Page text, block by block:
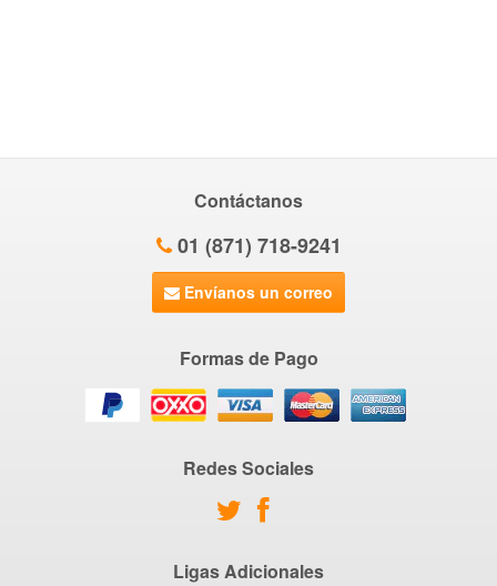
Contáctanos
01 (871) 718-9241
Envíanos un correo
Formas de Pago
Redes Sociales
Ligas Adicionales